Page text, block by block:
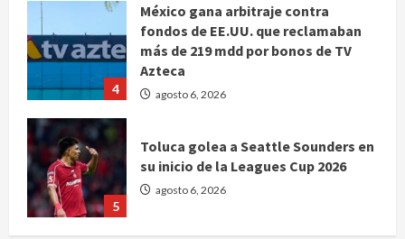
4
México gana arbitraje contra
fondos de EE.UU. que reclamaban
más de 219 mdd por bonos de TV
Azteca
agosto 6, 2026
5
Toluca golea a Seattle Sounders en
su inicio de la Leagues Cup 2026
agosto 6, 2026